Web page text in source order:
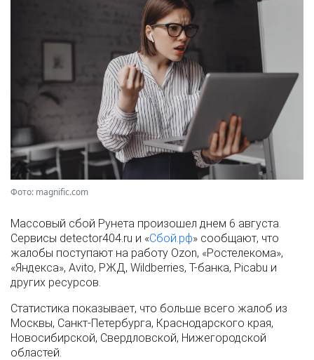
Фото: magnific.com
Массовый сбой Рунета произошел днем 6 августа.
Сервисы detector404.ru и «Сбой.рф» сообщают, что
жалобы поступают на работу Ozon, «Ростелекома»,
«Яндекса», Avito, РЖД, Wildberries, Т-банка, Picabu и
других ресурсов.
Статистика показывает, что больше всего жалоб из
Москвы, Санкт-Петербурга, Краснодарского края,
Новосибирской, Свердловской, Нижегородской
областей.